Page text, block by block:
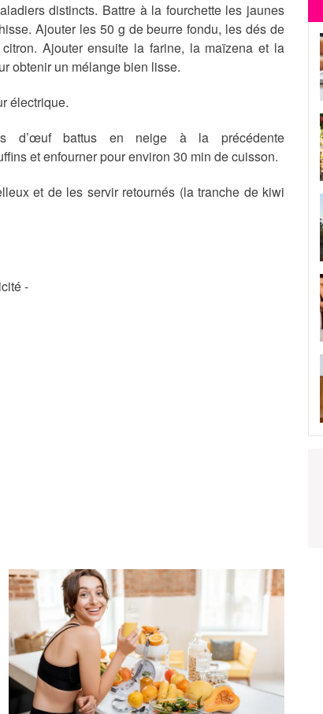
distincts. Battre à la fourchette les jaunes
Ajouter les 50 g de beurre fondu, les dés de
Ajouter ensuite la farine, la maïzena et la
obtenir un mélange bien lisse.
électrique.
d’œuf battus en neige à la précédente
et enfourner pour environ 30 min de cuisson.
et de les servir retournés (la tranche de kiwi
-